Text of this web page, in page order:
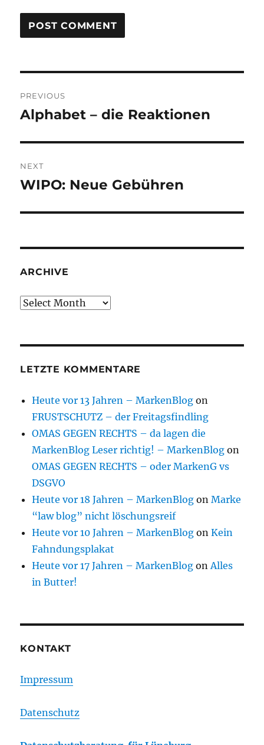
navigation
PREVIOUS
Previous
Alphabet – die Reaktionen
NEXT
Next
WIPO: Neue Gebühren
ARCHIVE
Archive
LETZTE KOMMENTARE
Heute vor 13 Jahren – MarkenBlog on
FRUSTSCHUTZ – der Freitagsfindling
OMAS GEGEN RECHTS – da lagen die
MarkenBlog Leser richtig! – MarkenBlog on
OMAS GEGEN RECHTS – oder MarkenG vs
DSGVO
Heute vor 18 Jahren – MarkenBlog onMarke
“law blog” nicht löschungsreif
Heute vor 10 Jahren – MarkenBlog onKein
Fahndungsplakat
Heute vor 17 Jahren – MarkenBlog onAlles
in Butter!
KONTAKT
Impressum
Datenschutz